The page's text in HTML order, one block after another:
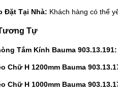
Đặt Tại Nhà: Khách hàng có thể
Tự
Tắm Kính Bauma 903.13.191:
Chữ H 1200mm Bauma
Chữ H 1000mm Bauma